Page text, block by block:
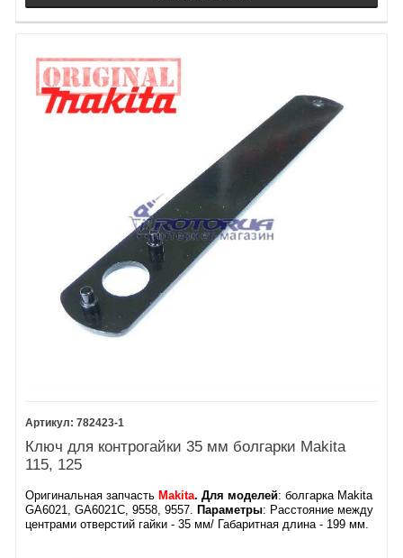
782423-1
Ключ для контрогайки 35 мм болгарки Makita
115, 125
Оригинальная запчасть Makita. Для моделей: болгарка Makita
GA6021, GA6021C, 9558, 9557. Параметры: Расстояние между
центрами отверстий гайки - 35 мм/ Габаритная длина - 199 мм.